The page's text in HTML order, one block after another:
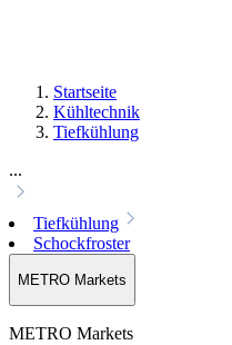
Startseite
Kühltechnik
Tiefkühlung
...
Tiefkühlung
Schockfroster
METRO Markets
METRO Markets